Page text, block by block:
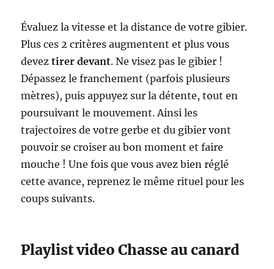
Évaluez la vitesse et la distance de votre gibier.
Plus ces 2 critères augmentent et plus vous
deveztirer devant. Ne visez pas le gibier !
Dépassez le franchement (parfois plusieurs
mètres), puis appuyez sur la détente, tout en
poursuivant le mouvement. Ainsi les
trajectoires de votre gerbe et du gibier vont
pouvoir se croiser au bon moment et faire
mouche ! Une fois que vous avez bien réglé
cette avance, reprenez le même rituel pour les
coups suivants.
Playlist video Chasse au canard